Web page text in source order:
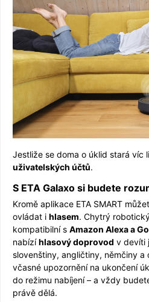
Jestliže se doma o úklid stará víc
uživatelských účtů.
S ETA Galaxo si budete
Kromě aplikace ETA SMART
ovládat i hlasem. Chytrý
kompatibilní s Amazon Alexa a
nabízíhlasový doprovod v devíti
slovenštiny, angličtiny, němčiny a
včasné upozornění na ukončení
do režimu nabíjení – a vždy
právě dělá.